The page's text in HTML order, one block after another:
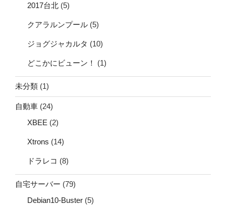
2017台北 (5)
クアラルンプール (5)
ジョグジャカルタ (10)
どこかにビューン！ (1)
未分類 (1)
自動車 (24)
XBEE (2)
Xtrons (14)
ドラレコ (8)
自宅サーバー (79)
Debian10-Buster (5)